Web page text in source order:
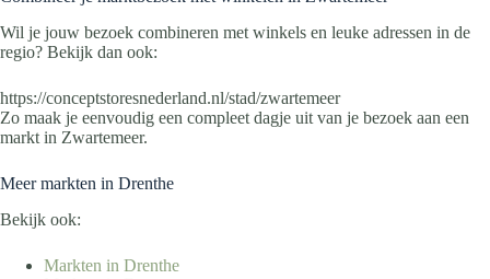
Wil je jouw bezoek combineren met winkels en leuke adressen in de
regio? Bekijk dan ook:
https://conceptstoresnederland.nl/stad/zwartemeer
Zo maak je eenvoudig een compleet dagje uit van je bezoek aan een
markt in Zwartemeer.
Meer markten in Drenthe
Bekijk ook:
Markten in Drenthe